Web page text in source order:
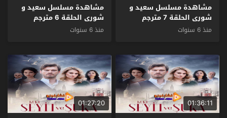
مشاهدة مسلسل سعيد و
شورى الحلقة 7 مترجم
منذ 6 سنوات
مشاهدة مسلسل سعيد و
شورى الحلقة 6 مترجم
منذ 6 سنوات
01:36:11
01:27:20